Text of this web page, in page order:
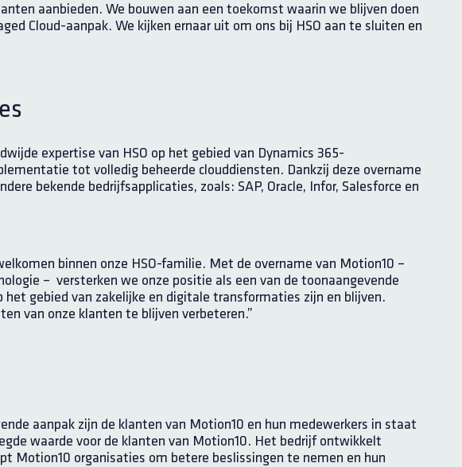
aanbieden. We bouwen aan een toekomst waarin we blijven doen
Cloud-aanpak. We kijken ernaar uit om ons bij HSO aan te sluiten en
expertise van HSO op het gebied van Dynamics 365-
tot volledig beheerde clouddiensten. Dankzij deze overname
bekende bedrijfsapplicaties, zoals: SAP, Oracle, Infor, Salesforce en
binnen onze HSO-familie. Met de overname van Motion10 –
– versterken we onze positie als een van de toonaangevende
gebied van zakelijke en digitale transformaties zijn en blijven.
van onze klanten te blijven verbeteren.”
aanpak zijn de klanten van Motion10 en hun medewerkers in staat
waarde voor de klanten van Motion10. Het bedrijf ontwikkelt
Motion10 organisaties om betere beslissingen te nemen en hun